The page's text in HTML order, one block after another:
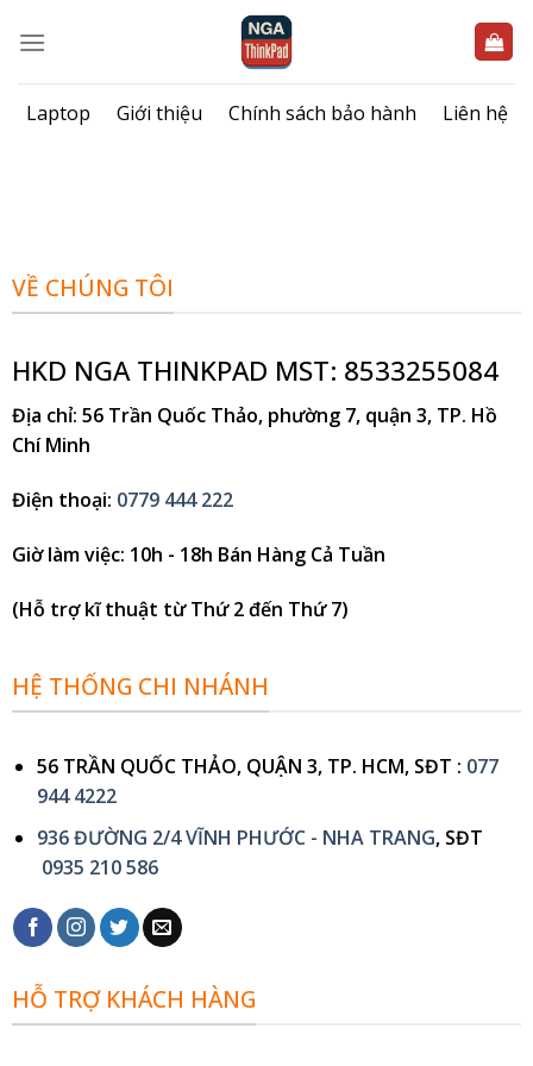
qua
dungLaptop Giới thiệu Chính sách bảo hành Liên hệ
VỀ CHÚNG TÔI
HKD NGA THINKPAD MST: 8533255084
Địa chỉ: 56 Trần Quốc Thảo, phường 7, quận 3, TP. Hồ
Chí Minh
Điện thoại: 0779 444 222
Giờ làm việc: 10h - 18h Bán Hàng Cả Tuần
(Hỗ trợ kĩ thuật từ Thứ 2 đến Thứ 7)
HỆ THỐNG CHI NHÁNH
56 TRẦN QUỐC THẢO, QUẬN 3, TP. HCM, SĐT : 077
944 4222
936 ĐƯỜNG 2/4 VĨNH PHƯỚC - NHA TRANG, SĐT
0935 210 586
HỖ TRỢ KHÁCH HÀNG